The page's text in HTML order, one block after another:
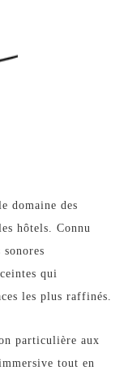
domaine des
hôtels. Connu
qui
les plus raffinés.
particulière aux
tout en